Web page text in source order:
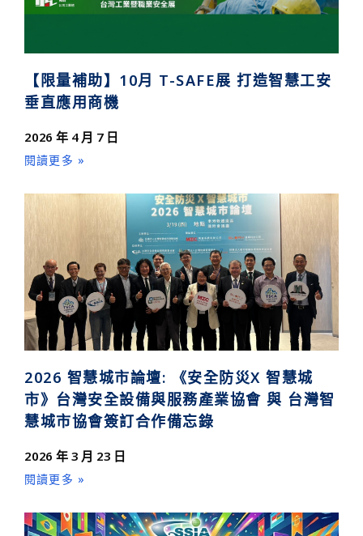
【限量補助】10月 T-SAFE展 打造智慧工安
垂直應用商機
2026 年 4 月 7 日
閱讀更多 »
2026 智慧城市論壇: 《安全防災X 智慧城
市》台灣安全設備與服務產業協會 與 台灣智
慧城市協會簽訂合作備忘錄
2026 年 3 月 23 日
閱讀更多 »